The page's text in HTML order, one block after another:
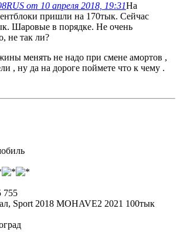
от 10 апреля 2018, 19:31На
пришли на 170тык. Сейчас
Шаровые в порядке. Не очень
не так ли?
менять не надо при смене амортов ,
, ну да на дороге поймете что к чему .
755
Sport 2018 MOHAVE2 2021 100тык